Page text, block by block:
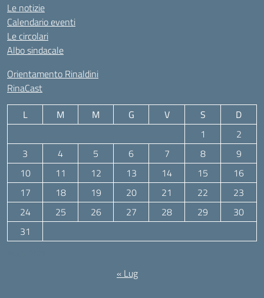
Le notizie
Calendario eventi
Le circolari
Albo sindacale
Orientamento Rinaldini
RinaCast
L M M G V S
D
1
2
3
4 5 6 7 8
9
10
11 12 13 14 15
16
17
18 19 20 21 22
23
24
25 26 27 28 29
30
31
« Lug